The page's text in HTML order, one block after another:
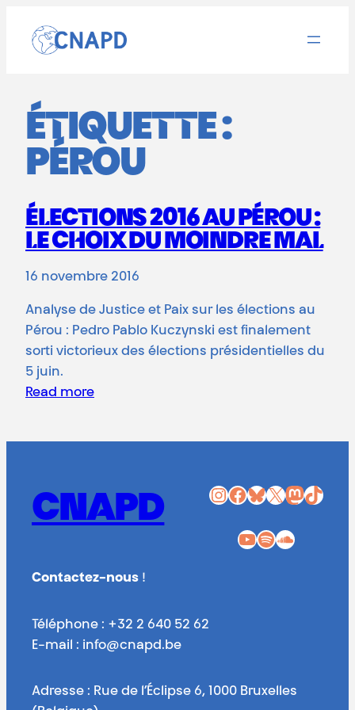
contenu
ÉTIQUETTE :
PÉROU
ÉLECTIONS 2016 AU PÉROU :
LE CHOIX DU MOINDRE MAL
16 novembre 2016
Analyse de Justice et Paix sur les élections au
Pérou : Pedro Pablo Kuczynski est finalement
sorti victorieux des élections présidentielles du
5 juin.
Read more
CNAPD InstagramFacebook Bluesky X Mastodon TikTok
YouTube Spotify SoundCloud
Contactez-nous !
Téléphone : +32 2 640 52 62
E-mail : info@cnapd.be
Adresse : Rue de l’Éclipse 6, 1000 Bruxelles